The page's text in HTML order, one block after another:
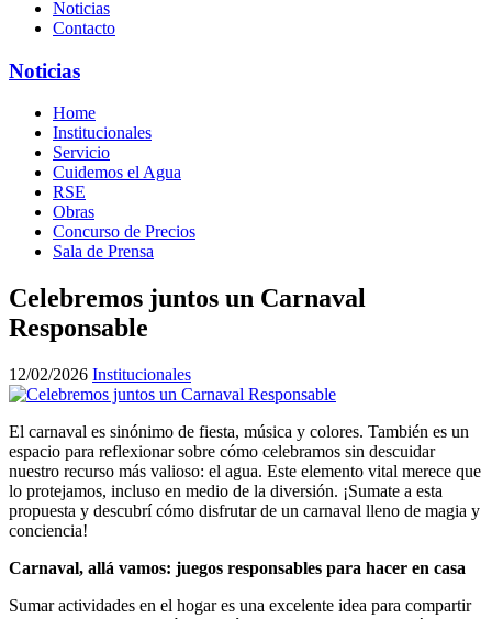
Noticias
Contacto
Noticias
Home
Institucionales
Servicio
Cuidemos el Agua
RSE
Obras
Concurso de Precios
Sala de Prensa
Celebremos juntos un Carnaval
Responsable
12/02/2026 Institucionales
El carnaval es sinónimo de fiesta, música y colores. También es un
espacio para reflexionar sobre cómo celebramos sin descuidar
nuestro recurso más valioso: el agua. Este elemento vital merece que
lo protejamos, incluso en medio de la diversión. ¡Sumate a esta
propuesta y descubrí cómo disfrutar de un carnaval lleno de magia y
conciencia!
Carnaval, allá vamos: juegos responsables para hacer en casa
Sumar actividades en el hogar es una excelente idea para compartir